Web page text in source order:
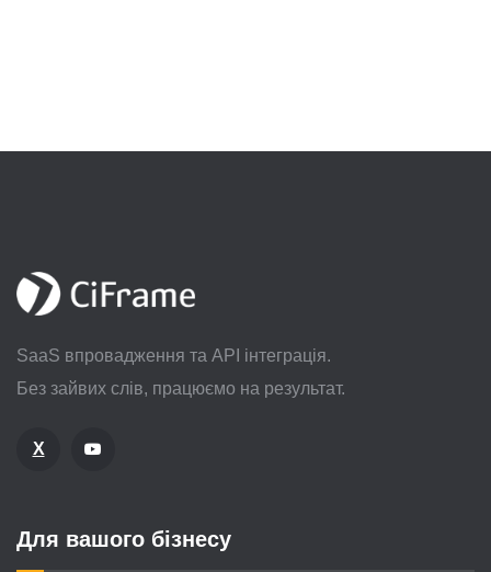
SaaS впровадження та API інтеграція.
Без зайвих слів, працюємо на результат.
X
Для вашого бізнесу